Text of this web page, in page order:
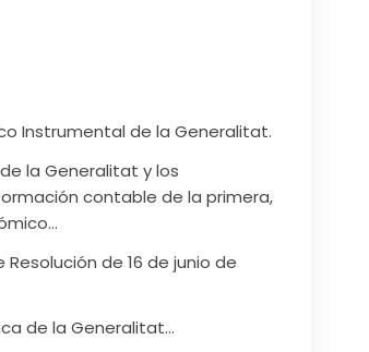
Instrumental de la Generalitat.
la Generalitat y los
contable de la primera,
de 16 de junio de
de la Generalitat…